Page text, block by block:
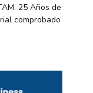
25 Años de
comprobado